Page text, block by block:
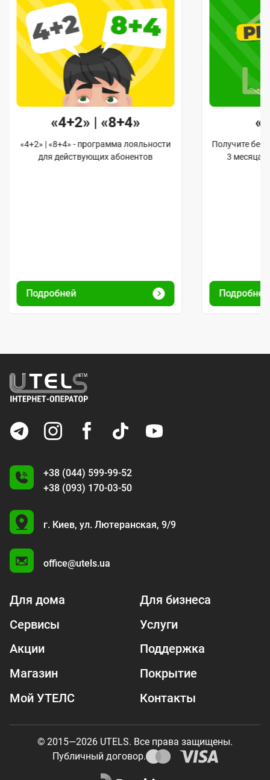
«4+2» | «8+4»
«4+2» | «8+4» - программа лояльности
для действующих абонентов
Подробней
Получите
3 месяца
Подробней
+38 (044) 599-99-52
+38 (093) 170-03-50
U
г. Киев, ул. Лютеранская, 9/9
office@utels.ua
Для дома
Для бизнеса
Сервисы
Услуги
Акции
Поддержка
Магазин
Покрытие
Мой УТЕЛС
Контакты
© 2015—2026 UTELS. Все права защищены.
Публичный договор.